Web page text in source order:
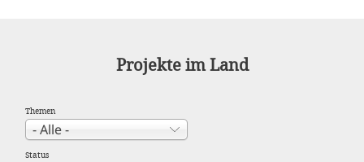
Projekte im Land
Themen
Status